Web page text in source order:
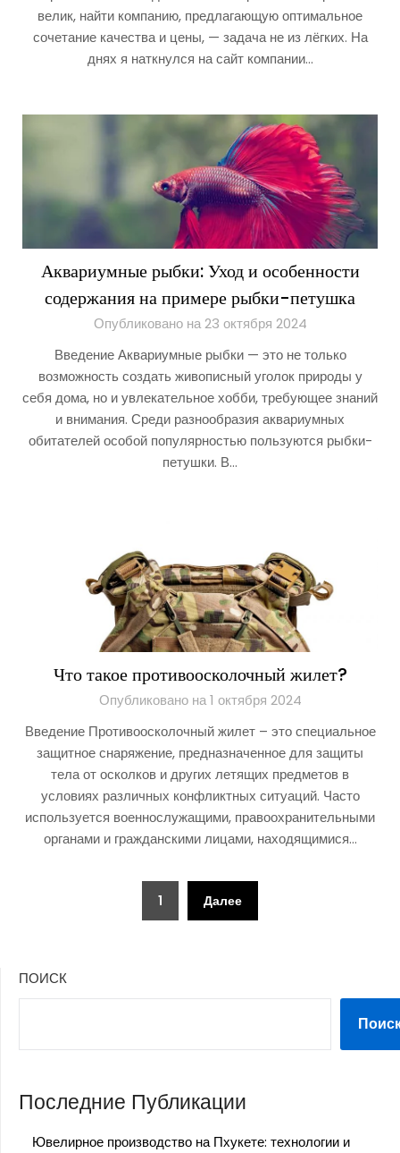
велик, найти компанию, предлагающую оптимальное
сочетание качества и цены, — задача не из лёгких. На
днях я наткнулся на сайт компании…
Аквариумные рыбки: Уход и особенности
содержания на примере рыбки-петушка
Опубликовано на 23 октября 2024
Введение Аквариумные рыбки — это не только
возможность создать живописный уголок природы у
себя дома, но и увлекательное хобби, требующее знаний
и внимания. Среди разнообразия аквариумных
обитателей особой популярностью пользуются рыбки-
петушки. В…
Что такое противоосколочный жилет?
Опубликовано на 1 октября 2024
Введение Противоосколочный жилет – это специальное
защитное снаряжение, предназначенное для защиты
тела от осколков и других летящих предметов в
условиях различных конфликтных ситуаций. Часто
используется военнослужащими, правоохранительными
органами и гражданскими лицами, находящимися…
1 Далее
ПОИСК
Последние Публикации
Ювелирное производство на Пхукете: технологии и